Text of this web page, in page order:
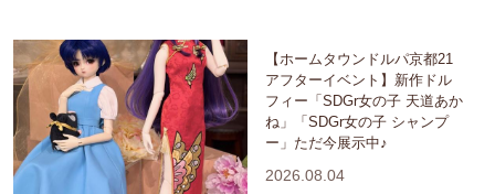
【ホームタウンドルパ京都21
アフターイベント】新作ドル
フィー「SDGr女の子 天道あか
ね」「SDGr女の子 シャンプ
ー」ただ今展示中♪
2026.08.04